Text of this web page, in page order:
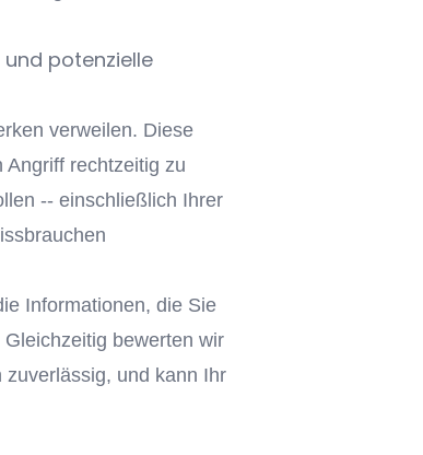
potenzielle
verweilen. Diese
rechtzeitig zu
-- einschließlich Ihrer
Informationen, die Sie
bewerten wir
und kann Ihr